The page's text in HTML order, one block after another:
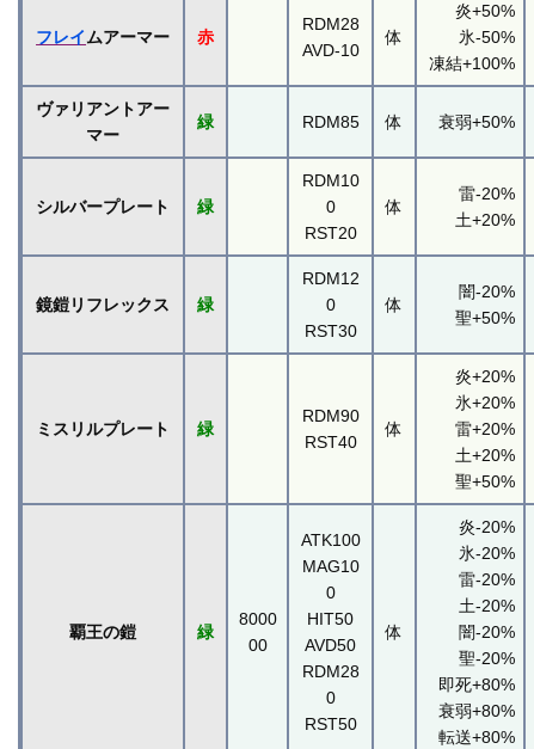
フレイムアーマー 赤
RDM28
AVD-10
体
炎+50%
氷-50%
凍結+100%
ヴァリアントアー
マー
緑 RDM85 体 衰弱+50%
シルバープレート 緑
RDM10
0
RST20
体
雷-20%
土+20%
鏡鎧リフレックス 緑
RDM12
0
RST30
体
闇-20%
聖+50%
ミスリルプレート 緑
RDM90
RST40
体
炎+20%
氷+20%
雷+20%
土+20%
聖+50%
覇王の鎧 緑
8000
00
ATK100
MAG10
0
HIT50
AVD50
RDM28
0
RST50
体
炎-20%
氷-20%
雷-20%
土-20%
闇-20%
聖-20%
即死+80%
衰弱+80%
転送+80%